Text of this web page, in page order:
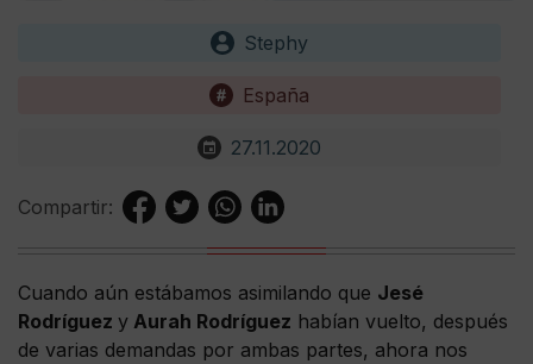
Stephy
España
27.11.2020
Compartir:
Cuando aún estábamos asimilando que Jesé
Rodríguez y Aurah Rodríguez habían vuelto, después
de varias demandas por ambas partes, ahora nos